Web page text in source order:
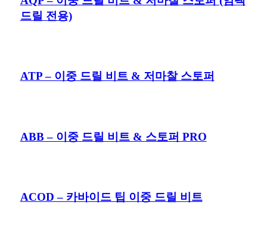
드릴 전용)
ATP – 이중 드릴 비트 & 저마찰 스토퍼
ABB – 이중 드릴 비트 & 스토퍼 PRO
ACOD – 카바이드 팁 이중 드릴 비트